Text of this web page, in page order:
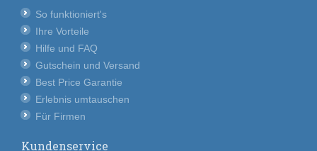
So funktioniert's
Ihre Vorteile
Hilfe und FAQ
Gutschein und Versand
Best Price Garantie
Erlebnis umtauschen
Für Firmen
Kundenservice